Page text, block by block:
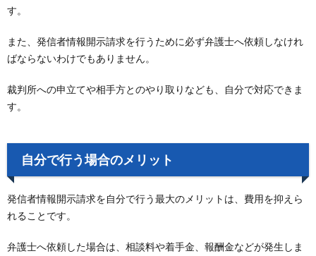
す。
また、発信者情報開示請求を行うために必ず弁護士へ依頼しなけれ
ばならないわけでもありません。
裁判所への申立てや相手方とのやり取りなども、自分で対応できま
す。
自分で行う場合のメリット
発信者情報開示請求を自分で行う最大のメリットは、費用を抑えら
れることです。
弁護士へ依頼した場合は、相談料や着手金、報酬金などが発生しま